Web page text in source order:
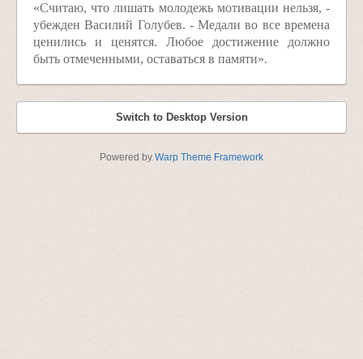
«Считаю, что лишать молодежь мотивации нельзя, -
убежден Василий Голубев. - Медали во все времена
ценились и ценятся. Любое достижение должно
быть отмеченными, оставаться в памяти».
Switch to Desktop Version
Powered by Warp Theme Framework